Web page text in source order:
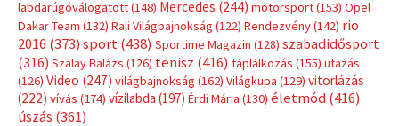
labdarúgóválogatott(148) Mercedes (244) motorsport(153) Opel
Dakar Team (132) Rali Világbajnokság (122) Rendezvény(142) rio
2016 (373) sport(438) Sportime Magazin (128) szabadidősport
(316) Szalay Balázs (126) tenisz (416) táplálkozás (155) utazás
(126) Video (247) világbajnokság (162) Világkupa (129) vitorlázás
(222) vívás (174) vízilabda (197) Érdi Mária (130) életmód(416)
úszás (361)